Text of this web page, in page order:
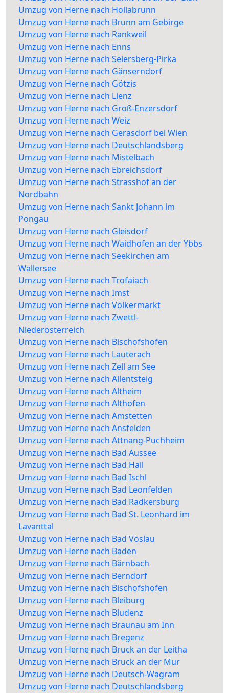
Umzug von Herne nach Hollabrunn
Umzug von Herne nach Brunn am Gebirge
Umzug von Herne nach Rankweil
Umzug von Herne nach Enns
Umzug von Herne nach Seiersberg-Pirka
Umzug von Herne nach Gänserndorf
Umzug von Herne nach Götzis
Umzug von Herne nach Lienz
Umzug von Herne nach Groß-Enzersdorf
Umzug von Herne nach Weiz
Umzug von Herne nach Gerasdorf bei Wien
Umzug von Herne nach Deutschlandsberg
Umzug von Herne nach Mistelbach
Umzug von Herne nach Ebreichsdorf
Umzug von Herne nach Strasshof an der
Nordbahn
Umzug von Herne nach Sankt Johann im
Pongau
Umzug von Herne nach Gleisdorf
Umzug von Herne nach Waidhofen an der Ybbs
Umzug von Herne nach Seekirchen am
Wallersee
Umzug von Herne nach Trofaiach
Umzug von Herne nach Imst
Umzug von Herne nach Völkermarkt
Umzug von Herne nach Zwettl-
Niederösterreich
Umzug von Herne nach Bischofshofen
Umzug von Herne nach Lauterach
Umzug von Herne nach Zell am See
Umzug von Herne nach Allentsteig
Umzug von Herne nach Altheim
Umzug von Herne nach Althofen
Umzug von Herne nach Amstetten
Umzug von Herne nach Ansfelden
Umzug von Herne nach Attnang-Puchheim
Umzug von Herne nach Bad Aussee
Umzug von Herne nach Bad Hall
Umzug von Herne nach Bad Ischl
Umzug von Herne nach Bad Leonfelden
Umzug von Herne nach Bad Radkersburg
Umzug von Herne nach Bad St. Leonhard im
Lavanttal
Umzug von Herne nach Bad Vöslau
Umzug von Herne nach Baden
Umzug von Herne nach Bärnbach
Umzug von Herne nach Berndorf
Umzug von Herne nach Bischofshofen
Umzug von Herne nach Bleiburg
Umzug von Herne nach Bludenz
Umzug von Herne nach Braunau am Inn
Umzug von Herne nach Bregenz
Umzug von Herne nach Bruck an der Leitha
Umzug von Herne nach Bruck an der Mur
Umzug von Herne nach Deutsch-Wagram
Umzug von Herne nach Deutschlandsberg